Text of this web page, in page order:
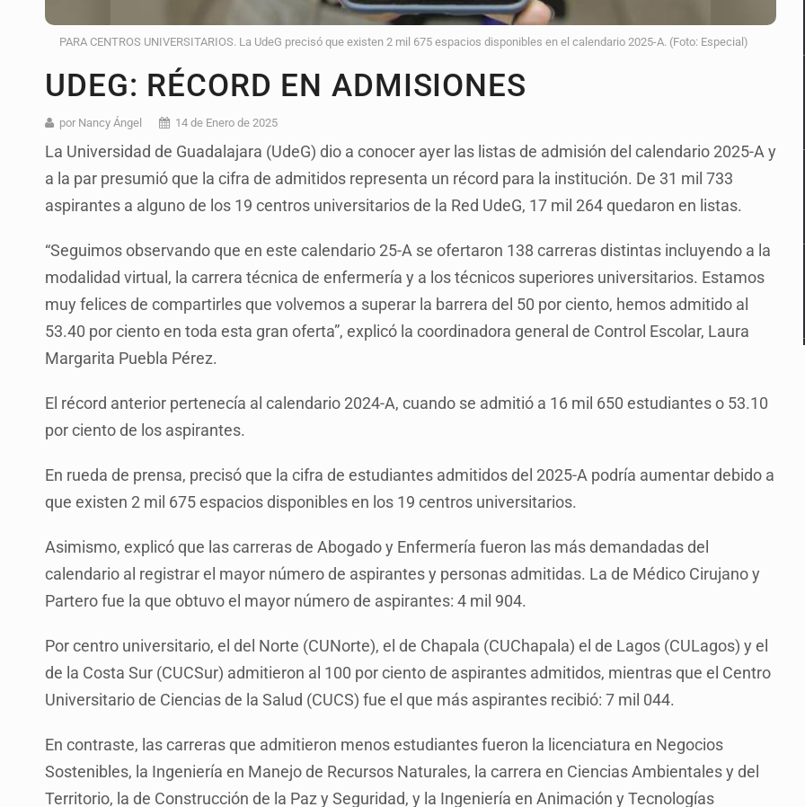
PARA CENTROS UNIVERSITARIOS. La UdeG precisó que existen 2 mil 675 espacios disponibles en el calendario 2025-A. (Foto: Especial)
UDEG: RÉCORD EN ADMISIONES
por Nancy Ángel 14 de Enero de 2025
La Universidad de Guadalajara (UdeG) dio a conocer ayer las listas de admisión del calendario 2025-A y
a la par presumió que la cifra de admitidos representa un récord para la institución. De 31 mil 733
aspirantes a alguno de los 19 centros universitarios de la Red UdeG, 17 mil 264 quedaron en listas.
“Seguimos observando que en este calendario 25-A se ofertaron 138 carreras distintas incluyendo a la
modalidad virtual, la carrera técnica de enfermería y a los técnicos superiores universitarios. Estamos
muy felices de compartirles que volvemos a superar la barrera del 50 por ciento, hemos admitido al
53.40 por ciento en toda esta gran oferta”, explicó la coordinadora general de Control Escolar, Laura
Margarita Puebla Pérez.
El récord anterior pertenecía al calendario 2024-A, cuando se admitió a 16 mil 650 estudiantes o 53.10
por ciento de los aspirantes.
En rueda de prensa, precisó que la cifra de estudiantes admitidos del 2025-A podría aumentar debido a
que existen 2 mil 675 espacios disponibles en los 19 centros universitarios.
Asimismo, explicó que las carreras de Abogado y Enfermería fueron las más demandadas del
calendario al registrar el mayor número de aspirantes y personas admitidas. La de Médico Cirujano y
Partero fue la que obtuvo el mayor número de aspirantes: 4 mil 904.
Por centro universitario, el del Norte (CUNorte), el de Chapala (CUChapala) el de Lagos (CULagos) y el
de la Costa Sur (CUCSur) admitieron al 100 por ciento de aspirantes admitidos, mientras que el Centro
Universitario de Ciencias de la Salud (CUCS) fue el que más aspirantes recibió: 7 mil 044.
En contraste, las carreras que admitieron menos estudiantes fueron la licenciatura en Negocios
Sostenibles, la Ingeniería en Manejo de Recursos Naturales, la carrera en Ciencias Ambientales y del
Territorio, la de Construcción de la Paz y Seguridad, y la Ingeniería en Animación y Tecnologías